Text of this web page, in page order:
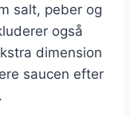
salt, peber og
også
dimension
saucen efter